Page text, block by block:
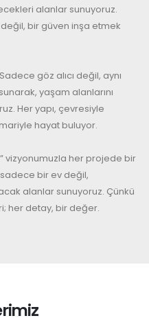
alanlar sunuyoruz.
bir güven inşa etmek
göz alıcı değil, aynı
yaşam alanlarını
Her yapı, çevresiyle
hayat buluyor.
vizyonumuzla her projede bir
bir ev değil,
alanlar sunuyoruz. Çünkü
her detay, bir değer.